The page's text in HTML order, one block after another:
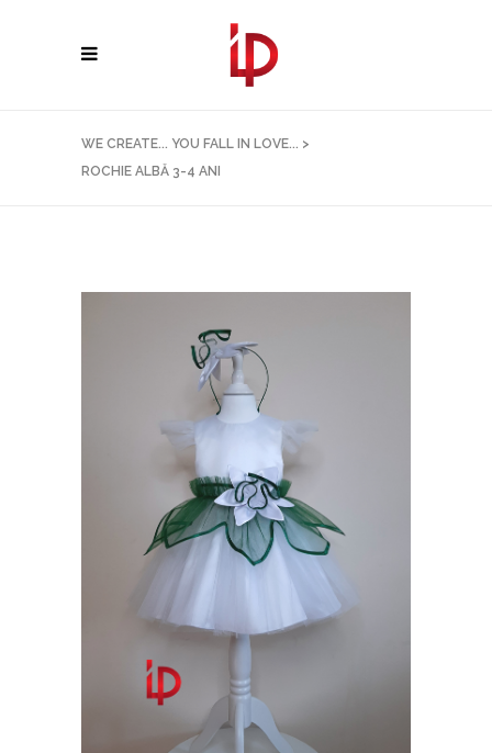
WE CREATE... YOU FALL IN LOVE... >
ROCHIE ALBĂ 3-4 ANI